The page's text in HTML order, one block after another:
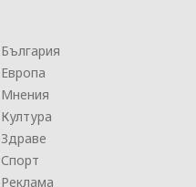
България
Европа
Мнения
Култура
Здраве
Спорт
Реклама